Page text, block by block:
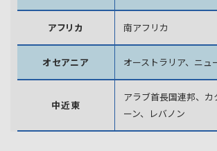
アフリカ 南アフリカ
オセアニア オーストラリア、ニュ
中近東
アラブ首長国連邦、カ
ーン、レバノン